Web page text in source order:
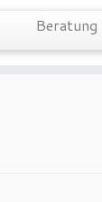
Beratung